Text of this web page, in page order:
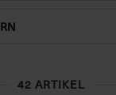
42 ARTIKEL